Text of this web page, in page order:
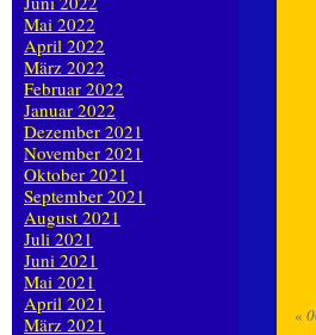
«
Mai 2022
April 2022
März 2022
Februar 2022
Januar 2022
Dezember 2021
November 2021
Oktober 2021
September 2021
August 2021
Juli 2021
Juni 2021
Mai 2021
April 2021
März 2021